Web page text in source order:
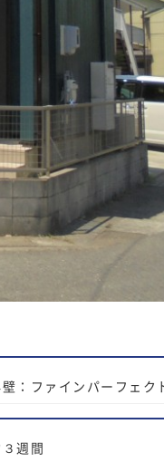
壁：ファインパーフェク
週間